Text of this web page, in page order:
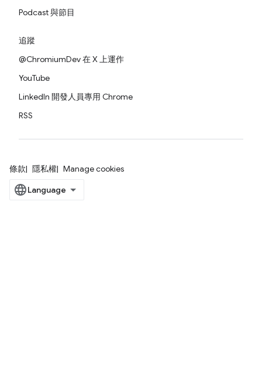
Podcast 與節目
追蹤
@ChromiumDev 在 X 上運作
YouTube
LinkedIn 開發人員專用 Chrome
RSS
條款 隱私權 Manage cookies